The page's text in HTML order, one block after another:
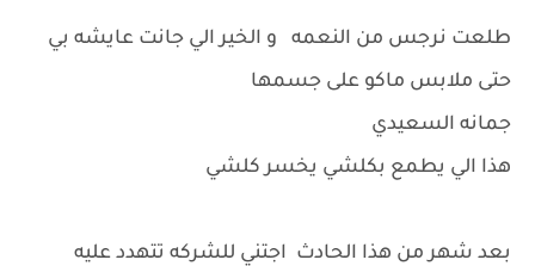
طلعت نرجس من النعمه و الخير الي جانت عايشه بي
حتى ملابس ماكو على جسمها
جمانه السعيدي
هذا الي يطمع بكلشي يخسر كلشي
بعد شهر من هذا الحادث اجتني للشركه تتهدد عليه